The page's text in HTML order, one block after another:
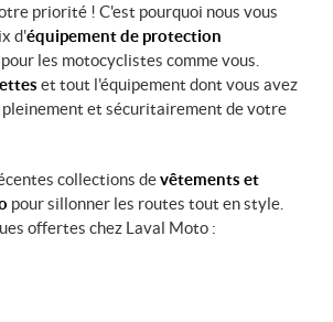
priorité ! C'est pourquoi nous vous
d'équipement de protection
les motocyclistes comme vous.
et tout l'équipement dont vous avez
et sécuritairement de votre
collections devêtements et
pour sillonner les routes tout en style.
offertes chez Laval Moto :